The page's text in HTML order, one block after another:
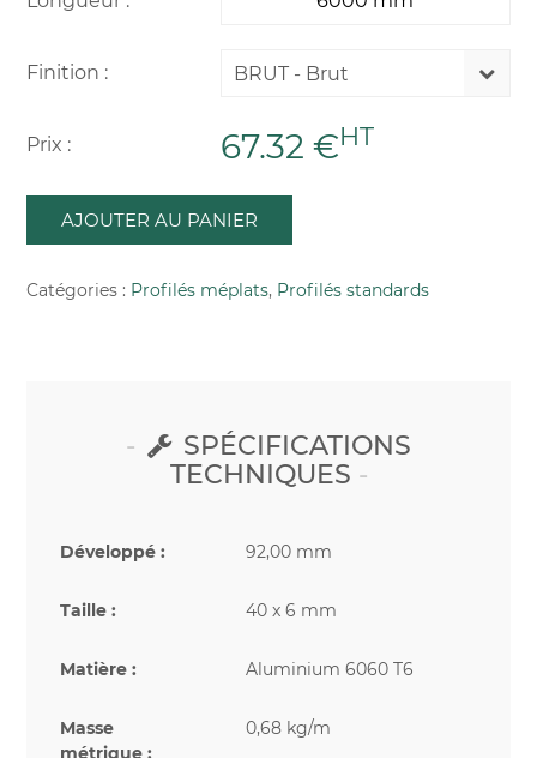
Finition : BRUT - Brut
Prix : 67.32 €HT
AJOUTER AU PANIER
Catégories : Profilés méplats, Profilés standards
SPÉCIFICATIONS
TECHNIQUES
Développé : 92,00 mm
Taille : 40 x 6 mm
Matière : Aluminium 6060 T6
Masse
métrique :
0,68 kg/m